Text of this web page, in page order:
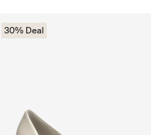
30% Deal